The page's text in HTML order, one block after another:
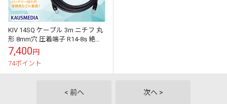
KIV 14SQ ケーブル 3m ニチフ 丸
形 8mm穴 圧着端子 R14-8s 絶縁
キャップ 付き バッテリーケーブ
ル 船 車...
7,400円
74ポイント
< 前へ 次へ >